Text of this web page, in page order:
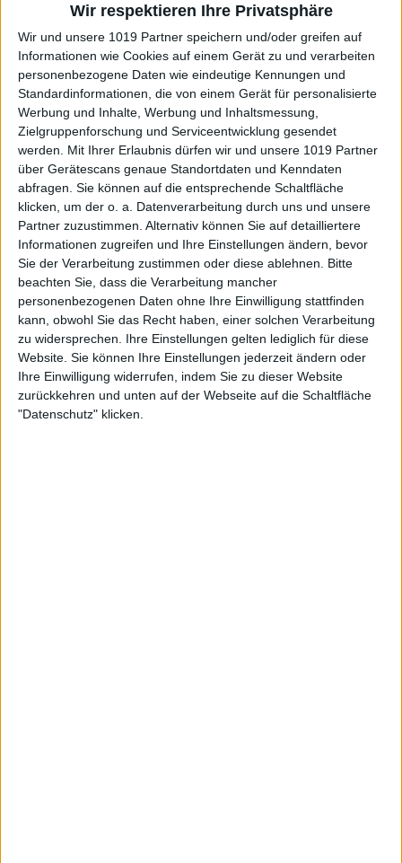
Wir respektieren Ihre Privatsphäre
Wir und unsere 1019 Partner speichern und/oder greifen auf
Informationen wie Cookies auf einem Gerät zu und verarbeiten
personenbezogene Daten wie eindeutige Kennungen und
Standardinformationen, die von einem Gerät für personalisierte
Werbung und Inhalte, Werbung und Inhaltsmessung,
Zielgruppenforschung und Serviceentwicklung gesendet
werden.
Mit Ihrer Erlaubnis dürfen wir und unsere 1019 Partner
über Gerätescans genaue Standortdaten und Kenndaten
abfragen. Sie können auf die entsprechende Schaltfläche
klicken, um der o. a. Datenverarbeitung durch uns und unsere
Partner zuzustimmen. Alternativ können Sie auf detailliertere
Informationen zugreifen und Ihre Einstellungen ändern, bevor
Sie der Verarbeitung zustimmen oder diese ablehnen.
Bitte
beachten Sie, dass die Verarbeitung mancher
personenbezogenen Daten ohne Ihre Einwilligung stattfinden
kann, obwohl Sie das Recht haben, einer solchen Verarbeitung
zu widersprechen. Ihre Einstellungen gelten lediglich für diese
Website. Sie können Ihre Einstellungen jederzeit ändern oder
Ihre Einwilligung widerrufen, indem Sie zu dieser Website
zurückkehren und unten auf der Webseite auf die Schaltfläche
"Datenschutz" klicken.